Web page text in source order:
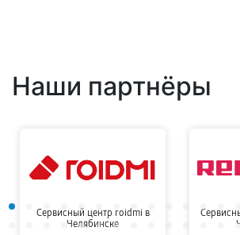
Наши партнёры
Сервисный центр roidmi в
Челябинске